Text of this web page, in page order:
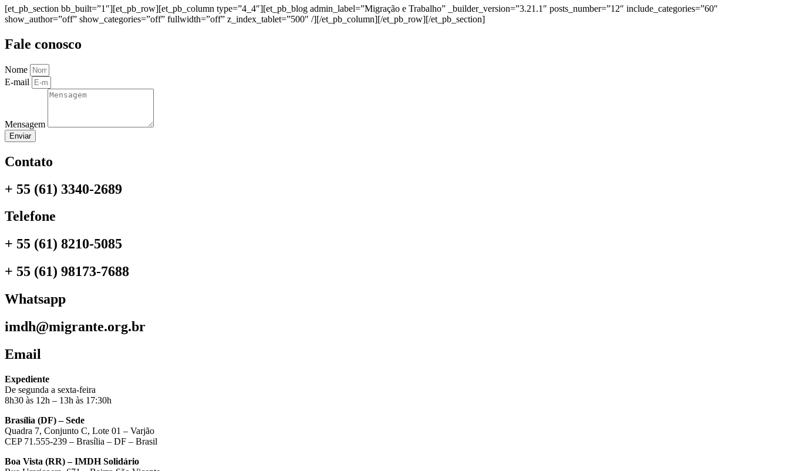
[et_pb_section bb_built=”1″][et_pb_row][et_pb_column type=”4_4″][et_pb_blog admin_label=”Migração e Trabalho” _builder_version=”3.21.1″ posts_number=”12″ include_categories=”60″
show_author=”off” show_categories=”off” fullwidth=”off” z_index_tablet=”500″ /][/et_pb_column][/et_pb_row][/et_pb_section]
Fale conosco
Nome
E-mail
Mensagem
Enviar
Contato
+ 55 (61) 3340-2689
Telefone
+ 55 (61) 8210-5085
+ 55 (61) 98173-7688
Whatsapp
imdh@migrante.org.br
Email
Expediente
De segunda a sexta-feira
8h30 às 12h – 13h às 17:30h
Brasília (DF) – Sede
Quadra 7, Conjunto C, Lote 01 – Varjão
CEP 71.555-239 – Brasília – DF – Brasil
Boa Vista (RR) – IMDH Solidário